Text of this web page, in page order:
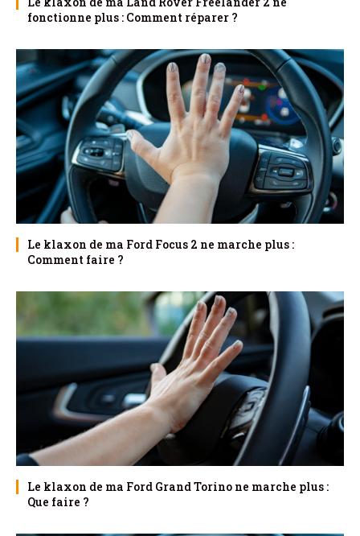
fonctionne plus : Comment réparer ?
Le klaxon de ma Ford Focus 2 ne marche plus :
Comment faire ?
Le klaxon de ma Ford Grand Torino ne marche plus :
Que faire ?